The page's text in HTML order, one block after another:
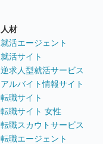
人材
就活エージェント
就活サイト
逆求人型就活サービス
アルバイト情報サイト
転職サイト
転職サイト 女性
転職スカウトサービス
転職エージェント